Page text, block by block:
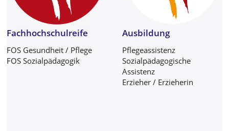
Fachhochschulreife
FOS Gesundheit / Pflege
FOS Sozialpädagogik
Ausbildung
Pflege­assistenz
Sozial­pädagogische
Assistenz
Erzieher / Erzieherin